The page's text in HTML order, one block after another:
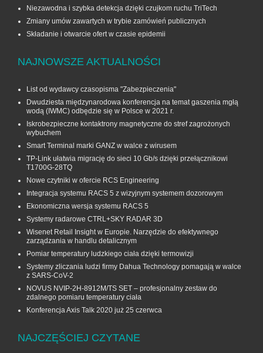
Niezawodna i szybka detekcja dzięki czujkom ruchu TriTech
Zmiany umów zawartych w trybie zamówień publicznych
Składanie i otwarcie ofert w czasie epidemii
NAJNOWSZE AKTUALNOŚCI
List od wydawcy czasopisma "Zabezpieczenia"
Dwudziesta międzynarodowa konferencja na temat gaszenia mgłą
wodą (IWMC) odbędzie się w Polsce w 2021 r.
Iskrobezpieczne kontaktrony magnetyczne do stref zagrożonych
wybuchem
Smart Terminal marki GANZ w walce z wirusem
TP-Link ułatwia migrację do sieci 10 Gb/s dzięki przełącznikowi
T1700G‑28TQ
Nowe czytniki w ofercie RCS Engineering
Integracja systemu RACS 5 z wizyjnym systemem dozorowym
Ekonomiczna wersja systemu RACS 5
Systemy radarowe CTRL+SKY RADAR 3D
Wisenet Retail Insight w Europie. Narzędzie do efektywnego
zarządzania w handlu detalicznym
Pomiar temperatury ludzkiego ciała dzięki termowizji
Systemy zliczania ludzi firmy Dahua Technology pomagają w walce
z SARS-CoV-2
NOVUS NVIP-2H-8912M/TS SET – profesjonalny zestaw do
zdalnego pomiaru temperatury ciała
Konferencja Axis Talk 2020 już 25 czerwca
NAJCZĘŚCIEJ CZYTANE